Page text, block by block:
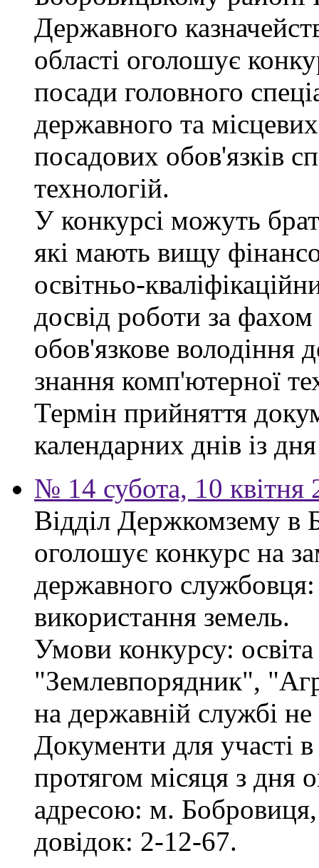
Державного
області оголошує
посади головного
державного та
посадових обов'язків
технологій.
У конкурсі можуть
які мають вищу
освітньо-
досвід роботи за
обов'язкове
знання комп'ютерної
Термін прийняття
календарних днів із
№ 14 субота, 10 квітня
Відділ Держкомзему в
оголошує конкурс на
державного службовця:
використання земель.
Умови конкурсу:
"Землевпорядник",
на державній службі
Документи для участі
протягом місяця з дня
адресою: м.
довідок: 2-12-67.